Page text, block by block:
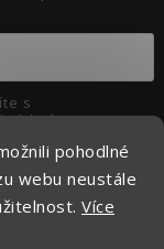
pohodlné
webu neustále
Více
údajů